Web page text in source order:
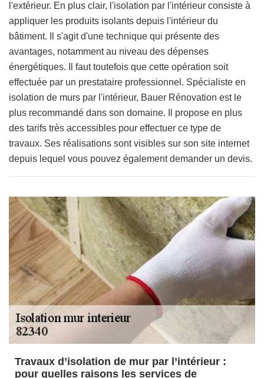
l'extérieur. En plus clair, l'isolation par l'intérieur consiste à
appliquer les produits isolants depuis l'intérieur du
bâtiment. Il s'agit d'une technique qui présente des
avantages, notamment au niveau des dépenses
énergétiques. Il faut toutefois que cette opération soit
effectuée par un prestataire professionnel. Spécialiste en
isolation de murs par l'intérieur, Bauer Rénovation est le
plus recommandé dans son domaine. Il propose en plus
des tarifs très accessibles pour effectuer ce type de
travaux. Ses réalisations sont visibles sur son site internet
depuis lequel vous pouvez également demander un devis.
Travaux d’isolation de mur par l’intérieur :
pour quelles raisons les services de